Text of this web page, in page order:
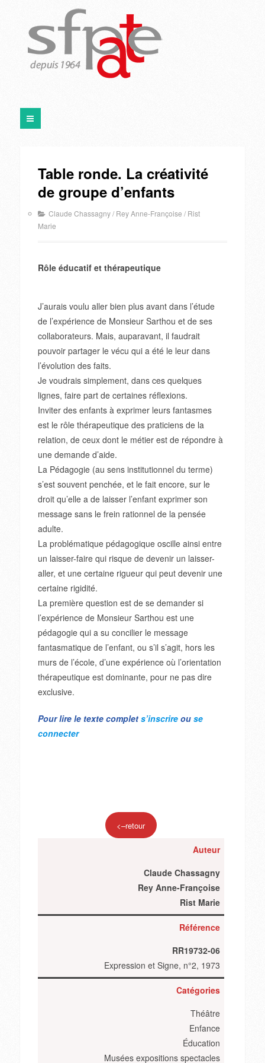
Table ronde. La créativité
de groupe d’enfants
Claude Chassagny/ Rey Anne-Françoise / Rist
Marie
Rôle éducatif et thérapeutique
J’aurais voulu aller bien plus avant dans l’étude
de l’expérience de Monsieur Sarthou et de ses
collaborateurs. Mais, auparavant, il faudrait
pouvoir partager le vécu qui a été le leur dans
l’évolution des faits.
Je voudrais simplement, dans ces quelques
lignes, faire part de certaines réflexions.
Inviter des enfants à exprimer leurs fantasmes
est le rôle thérapeutique des praticiens de la
relation, de ceux dont le métier est de répondre à
une demande d’aide.
La Pédagogie (au sens institutionnel du terme)
s’est souvent penchée, et le fait encore, sur le
droit qu’elle a de laisser l’enfant exprimer son
message sans le frein rationnel de la pensée
adulte.
La problématique pédagogique oscille ainsi entre
un laisser-faire qui risque de devenir un laisser-
aller, et une certaine rigueur qui peut devenir une
certaine rigidité.
La première question est de se demander si
l’expérience de Monsieur Sarthou est une
pédagogie qui a su concilier le message
fantasmatique de l’enfant, ou s’il s’agit, hors les
murs de l’école, d’une expérience où l’orientation
thérapeutique est dominante, pour ne pas dire
exclusive.
Pour lire le texte complet s’inscrireou se
connecter
<–retour
Auteur
Claude Chassagny
Rey Anne-Françoise
Rist Marie
Référence
RR19732-06
Expression et Signe, n°2, 1973
Catégories
Théâtre
Enfance
Éducation
Musées expositions spectacles